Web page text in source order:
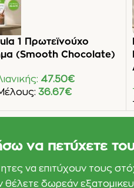
1 Πρωτεϊνούχο
(Smooth Chocolate)
47.50€
36.67€
Στο Καλάθι
να πετύχετε
να επιτύχουν τους
θέλετε δωρεάν